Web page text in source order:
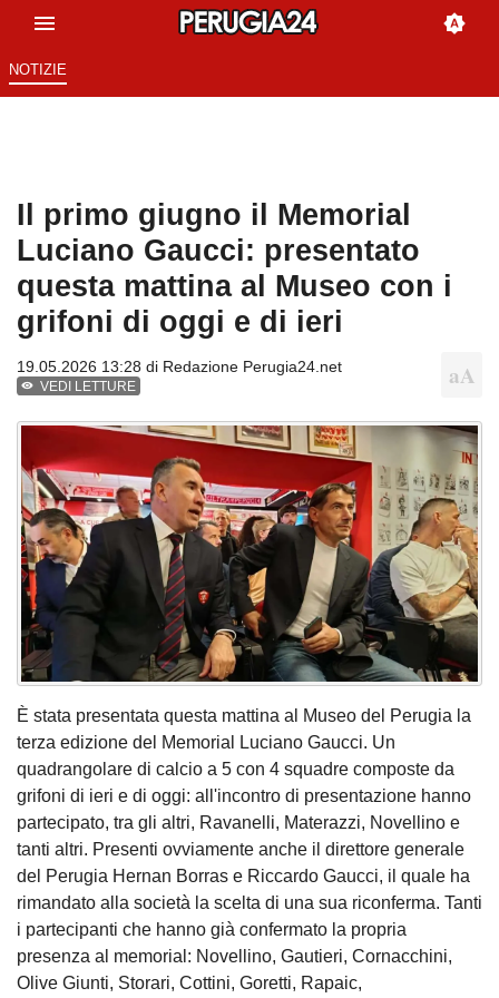
NOTIZIE
Il primo giugno il Memorial
Luciano Gaucci: presentato
questa mattina al Museo con i
grifoni di oggi e di ieri
19.05.2026 13:28 di Redazione Perugia24.net
VEDI LETTURE
È stata presentata questa mattina al Museo del Perugia la
terza edizione del Memorial Luciano Gaucci. Un
quadrangolare di calcio a 5 con 4 squadre composte da
grifoni di ieri e di oggi: all'incontro di presentazione hanno
partecipato, tra gli altri, Ravanelli, Materazzi, Novellino e
tanti altri. Presenti ovviamente anche il direttore generale
del Perugia Hernan Borras e Riccardo Gaucci, il quale ha
rimandato alla società la scelta di una sua riconferma. Tanti
i partecipanti che hanno già confermato la propria
presenza al memorial: Novellino, Gautieri, Cornacchini,
Olive Giunti, Storari, Cottini, Goretti, Rapaic,